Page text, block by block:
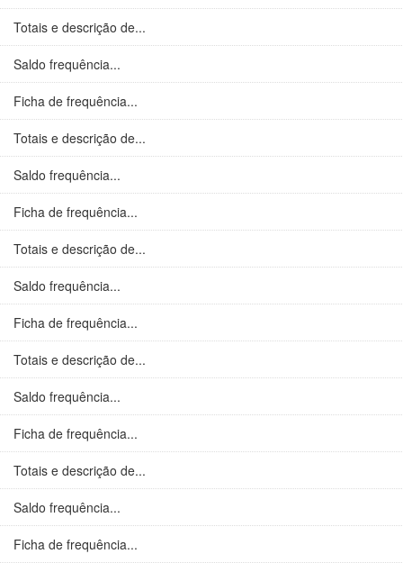
Totais e descrição de...
Saldo frequência...
Ficha de frequência...
Totais e descrição de...
Saldo frequência...
Ficha de frequência...
Totais e descrição de...
Saldo frequência...
Ficha de frequência...
Totais e descrição de...
Saldo frequência...
Ficha de frequência...
Totais e descrição de...
Saldo frequência...
Ficha de frequência...